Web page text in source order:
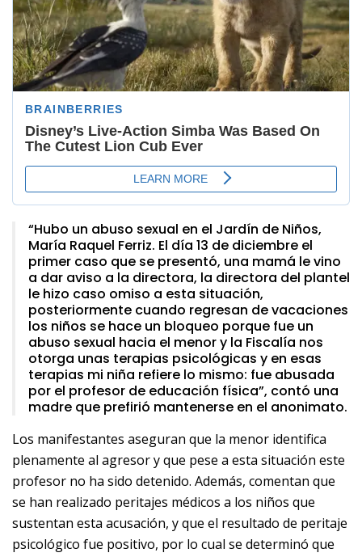
“Hubo un abuso sexual en el Jardín de Niños,
María Raquel Ferriz. El día 13 de diciembre el
primer caso que se presentó, una mamá le vino
a dar aviso a la directora, la directora del plantel
le hizo caso omiso a esta situación,
posteriormente cuando regresan de vacaciones
los niños se hace un bloqueo porque fue un
abuso sexual hacia el menor y la Fiscalía nos
otorga unas terapias psicológicas y en esas
terapias mi niña refiere lo mismo: fue abusada
por el profesor de educación física”, contó una
madre que prefirió mantenerse en el anonimato.
Los manifestantes aseguran que la menor identifica
plenamente al agresor y que pese a esta situación este
profesor no ha sido detenido. Además, comentan que
se han realizado peritajes médicos a los niños que
sustentan esta acusación, y que el resultado de peritaje
psicológico fue positivo, por lo cual se determinó que